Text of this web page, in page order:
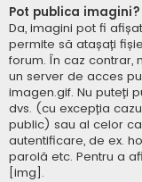
Pot publica imagini?
Da, imagini pot fi
permite să atașați
forum. În caz contrar,
un server de acces
imagen.gif. Nu puteți
dvs. (cu excepția
public) sau al celor
autentificare, de ex.
parolă etc. Pentru a
[img].